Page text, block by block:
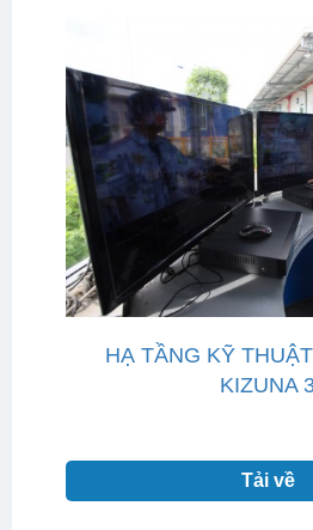
HẠ TẦNG KỸ
KIZUNA
Tải về